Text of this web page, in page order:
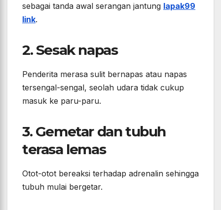
sebagai tanda awal serangan jantung lapak99
link.
2. Sesak napas
Penderita merasa sulit bernapas atau napas
tersengal-sengal, seolah udara tidak cukup
masuk ke paru-paru.
3. Gemetar dan tubuh
terasa lemas
Otot-otot bereaksi terhadap adrenalin sehingga
tubuh mulai bergetar.